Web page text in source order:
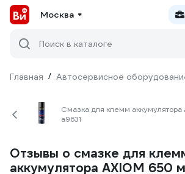
Москва
Поиск в каталоге
Главная / Автосервисное
Смазка для клемм аккумулятора
a9631
Отзывы о смазке для
аккумулятора AXIOM 650